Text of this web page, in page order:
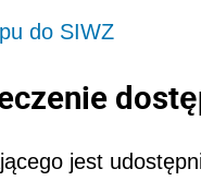
do SIWZ
jest